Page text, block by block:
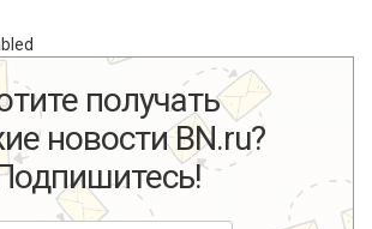
получать
новости BN.ru?